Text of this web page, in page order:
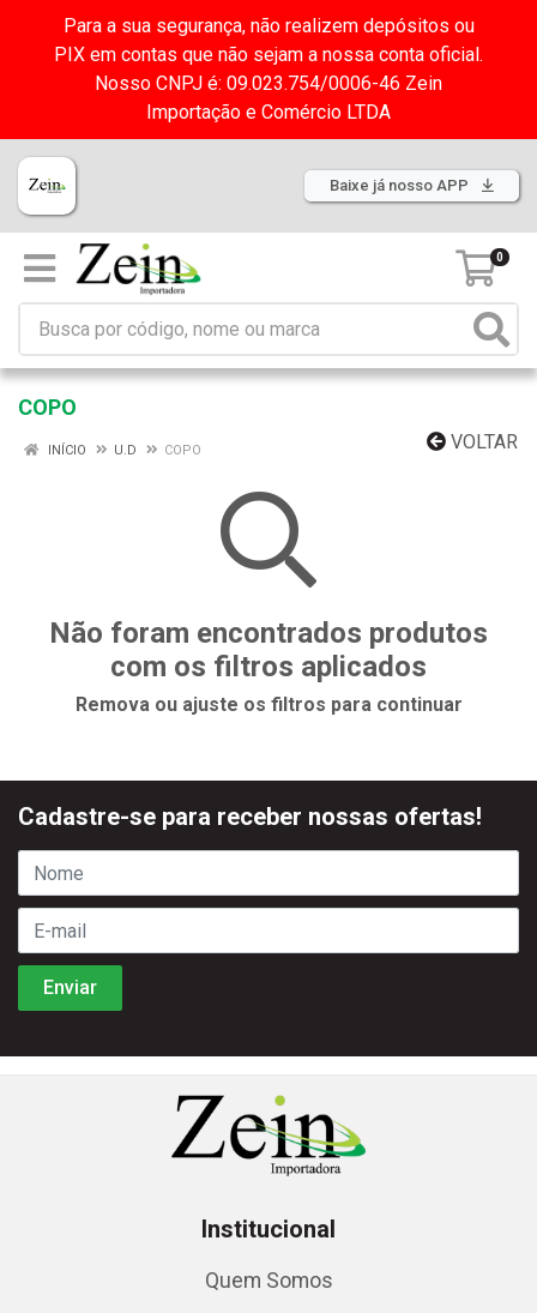
Para a sua segurança, não realizem depósitos ou
PIX em contas que não sejam a nossa conta oficial.
Nosso CNPJ é: 09.023.754/0006-46 Zein
Importação e Comércio LTDA
Baixe já nosso APP
0
COPO
VOLTAR
INÍCIO U.D COPO
Não foram encontrados produtos
com os filtros aplicados
Remova ou ajuste os filtros para continuar
Cadastre-se para receber nossas ofertas!
Institucional
Quem Somos